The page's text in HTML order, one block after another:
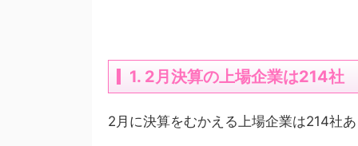
1. 2月決算の上場企業は214社
2月に決算をむかえる上場企業は214社あ